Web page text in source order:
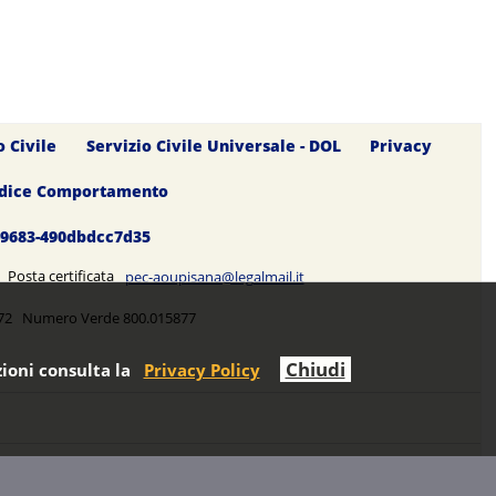
Civile Servizio Civile Universale - DOL Privacy
Comportamento
490dbdcc7d35
Posta certificata pec-aoupisana@legalmail.it
Numero Verde 800.015877
consulta la Privacy Policy Chiudi